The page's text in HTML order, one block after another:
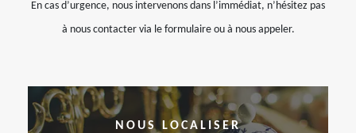
En cas d’urgence, nous intervenons dans l’immédiat, n’hésitez pas
à nous contacter via le formulaire ou à nous appeler.
NOUS LOCALISER